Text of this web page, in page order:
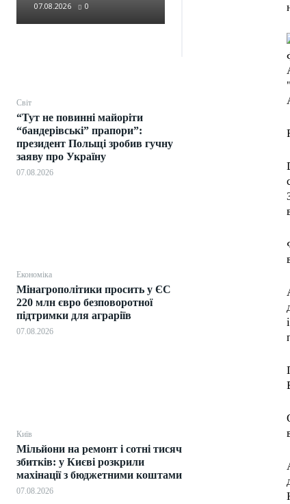
07.08.2026 0
Світ
“Тут не повинні майоріти
“бандерівські” прапори”:
президент Польщі зробив гучну
заяву про Україну
07.08.2026
Економіка
Мінагрополітики просить у ЄС
220 млн євро безповоротної
підтримки для аграріїв
07.08.2026
Київ
Мільйони на ремонт і сотні тисяч
збитків: у Києві розкрили
махінації з бюджетними коштами
07.08.2026